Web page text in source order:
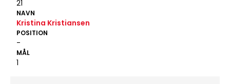
21
NAVN
Kristina Kristiansen
POSITION
-
MÅL
1